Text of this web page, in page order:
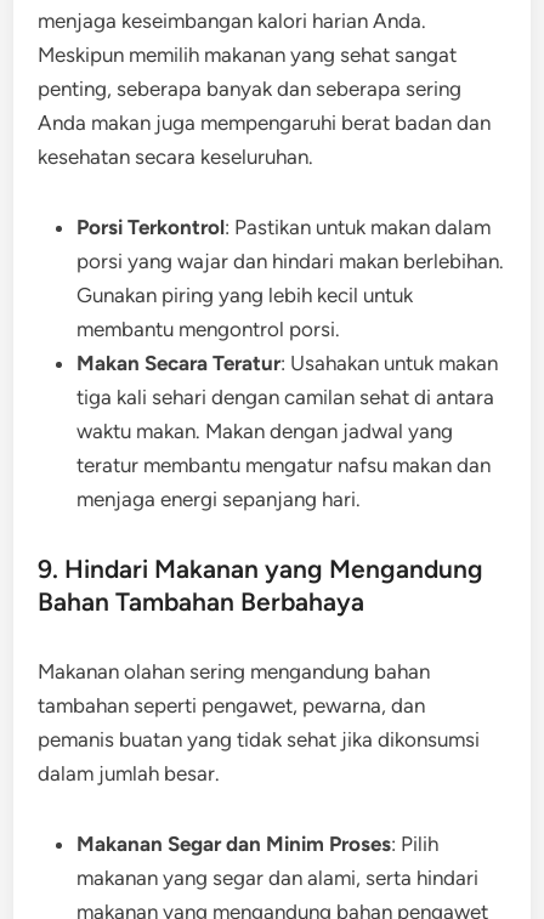
menjaga keseimbangan kalori harian Anda.
Meskipun memilih makanan yang sehat sangat
penting, seberapa banyak dan seberapa sering
Anda makan juga mempengaruhi berat badan dan
kesehatan secara keseluruhan.
Porsi Terkontrol: Pastikan untuk makan dalam
porsi yang wajar dan hindari makan berlebihan.
Gunakan piring yang lebih kecil untuk
membantu mengontrol porsi.
Makan Secara Teratur: Usahakan untuk makan
tiga kali sehari dengan camilan sehat di antara
waktu makan. Makan dengan jadwal yang
teratur membantu mengatur nafsu makan dan
menjaga energi sepanjang hari.
9. Hindari Makanan yang Mengandung
Bahan Tambahan Berbahaya
Makanan olahan sering mengandung bahan
tambahan seperti pengawet, pewarna, dan
pemanis buatan yang tidak sehat jika dikonsumsi
dalam jumlah besar.
Makanan Segar dan Minim Proses: Pilih
makanan yang segar dan alami, serta hindari
makanan yang mengandung bahan pengawet